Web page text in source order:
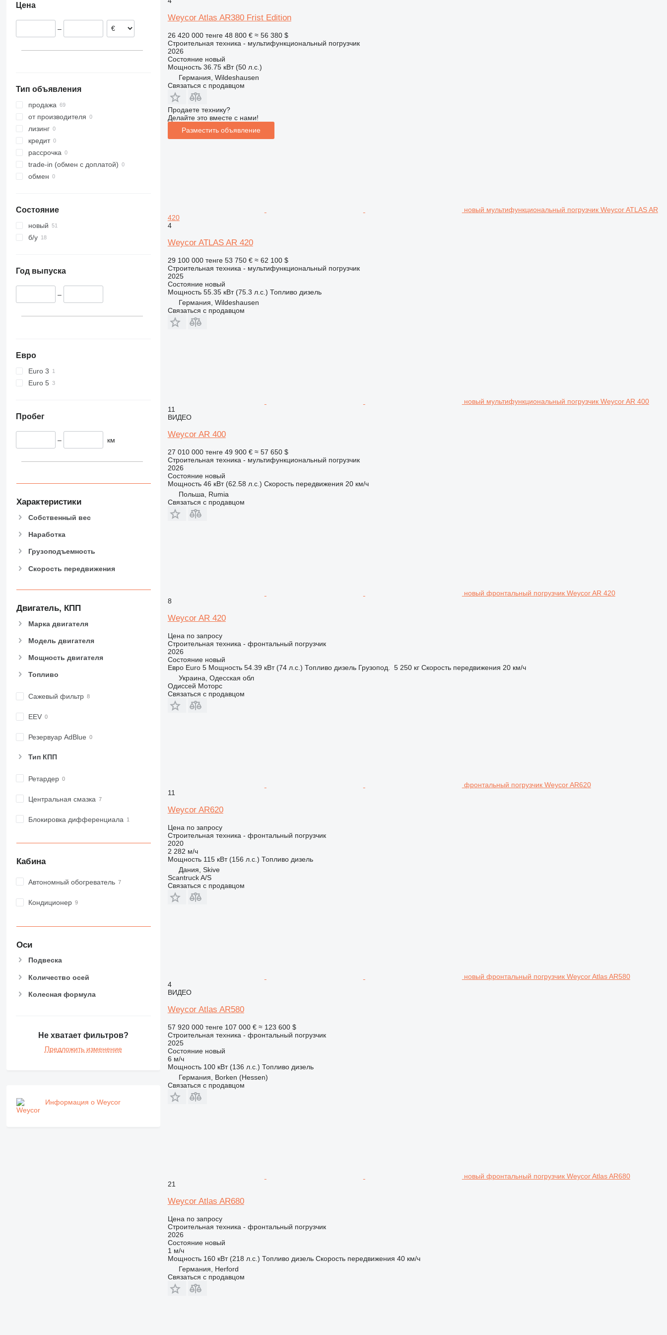
313
319
320
321
322
323
324
325
326
336
340
345
365
416
444
906
907
910
918
924
926
930
938
953
963
966
973
980
988
AP
CB
D series
GC
M-series
NR
436
8025
8026
8030
8035
CT
JS
JZ
NXT
VMT
Vibromax
3394
R-series
Toucan
XR Польша
Нидерланды
Цена
–
Тип объявления
продажа
от производителя
лизинг
кредит
рассрочка
trade-in (обмен с доплатой)
обмен
Состояние
новый
б/у
Год выпуска
–
Евро
Euro 3
Euro 5
Пробег
– км
Характеристики
Собственный вес
Наработка
Грузоподъемность
Скорость передвижения
Двигатель, КПП
Марка двигателя
Модель двигателя
Мощность двигателя
Топливо
Сажевый фильтр
EEV
Резервуар AdBlue
Тип КПП
Ретардер
Центральная смазка
Блокировка дифференциала
Кабина
Автономный обогреватель
Кондиционер
Оси
Подвеска
Количество осей
Колесная формула
Не хватает фильтров?
Предложить изменение
Информация о Weycor
Weycor Atlas AR380 Frist Edition
26 420 000 тенге 48 800 € ≈ 56 380 $
Строительная техника - мультифункциональный погрузчик
2026
Состояниеновый
Мощность 36.75 кВт (50 л.с.)
Германия, Wildeshausen
Связаться с продавцом
Продаете технику?
Делайте это вместе с нами!
Разместить объявление
новый мультифункциональный погрузчик Weycor ATLAS AR
420
4
Weycor ATLAS AR 420
29 100 000 тенге 53 750 € ≈ 62 100 $
Строительная техника - мультифункциональный погрузчик
2025
Состояниеновый
Мощность 55.35 кВт (75.3 л.с.) Топливо дизель
Германия, Wildeshausen
Связаться с продавцом
новый мультифункциональный погрузчик Weycor AR 400
11
ВИДЕО
Weycor AR 400
27 010 000 тенге 49 900 € ≈ 57 650 $
Строительная техника - мультифункциональный погрузчик
2026
Состояниеновый
Мощность 46 кВт (62.58 л.с.) Скорость передвижения 20 км/ч
Польша, Rumia
Связаться с продавцом
новый фронтальный погрузчик Weycor AR 420
8
Weycor AR 420
Цена по запросу
Строительная техника - фронтальный погрузчик
2026
Состояниеновый
Евро Euro 5 Мощность 54.39 кВт (74 л.с.) Топливо дизель Грузопод. 5 250 кг Скорость передвижения 20 км/ч
Украина, Одесская обл
Одиссей Моторс
Связаться с продавцом
фронтальный погрузчик Weycor AR620
11
Weycor AR620
Цена по запросу
Строительная техника - фронтальный погрузчик
2020
2 282 м/ч
Мощность 115 кВт (156 л.с.) Топливо дизель
Дания, Skive
Scantruck A/S
Связаться с продавцом
новый фронтальный погрузчик Weycor Atlas AR580
4
ВИДЕО
Weycor Atlas AR580
57 920 000 тенге 107 000 € ≈ 123 600 $
Строительная техника - фронтальный погрузчик
2025
Состояниеновый
6 м/ч
Мощность 100 кВт (136 л.с.) Топливо дизель
Германия, Borken (Hessen)
Связаться с продавцом
новый фронтальный погрузчик Weycor Atlas AR680
21
Weycor Atlas AR680
Цена по запросу
Строительная техника - фронтальный погрузчик
2026
Состояниеновый
1 м/ч
Мощность 160 кВт (218 л.с.) Топливо дизель Скорость передвижения 40 км/ч
Германия, Herford
Связаться с продавцом